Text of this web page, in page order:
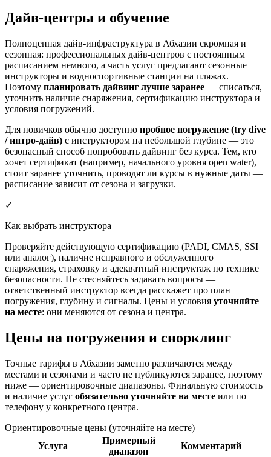
Дайв-центры и обучение
Полноценная дайв-инфраструктура в Абхазии скромная и
сезонная: профессиональных дайв-центров с постоянным
расписанием немного, а часть услуг предлагают сезонные
инструкторы и водноспортивные станции на пляжах.
Поэтому планировать дайвинг лучше заранее — списаться,
уточнить наличие снаряжения, сертификацию инструктора и
условия погружений.
Для новичков обычно доступно пробное погружение (try dive
/ интро-дайв) с инструктором на небольшой глубине — это
безопасный способ попробовать дайвинг без курса. Тем, кто
хочет сертификат (например, начального уровня open water),
стоит заранее уточнить, проводят ли курсы в нужные даты —
расписание зависит от сезона и загрузки.
✓
Как выбрать инструктора
Проверяйте действующую сертификацию (PADI, CMAS, SSI
или аналог), наличие исправного и обслуженного
снаряжения, страховку и адекватный инструктаж по технике
безопасности. Не стесняйтесь задавать вопросы —
ответственный инструктор всегда расскажет про план
погружения, глубину и сигналы. Цены и условия уточняйте
на месте: они меняются от сезона и центра.
Цены на погружения и снорклинг
Точные тарифы в Абхазии заметно различаются между
местами и сезонами и часто не публикуются заранее, поэтому
ниже — ориентировочные диапазоны. Финальную стоимость
и наличие услуг обязательно уточняйте на месте или по
телефону у конкретного центра.
Ориентировочные цены (уточняйте на месте)
Услуга
Примерный
диапазон
Комментарий